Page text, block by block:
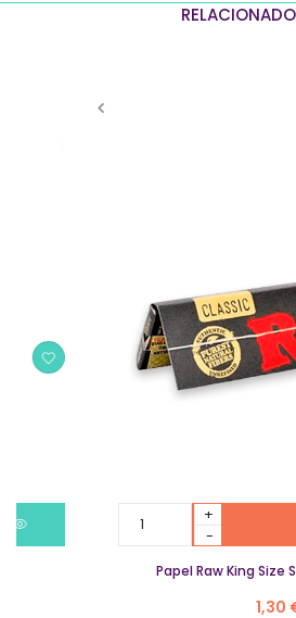
Papel Raw King Size Slim Black